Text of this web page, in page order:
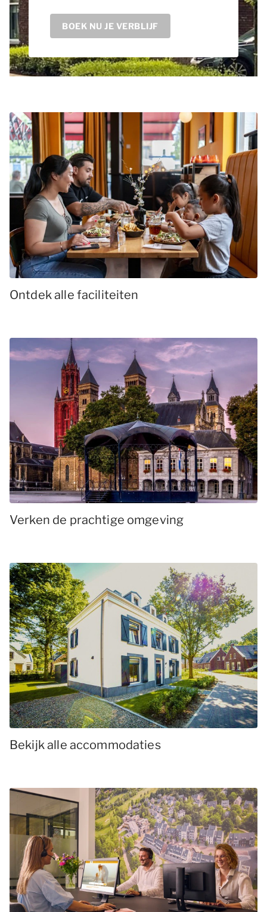
BOEK NU JE VERBLIJF
Ontdek alle faciliteiten
Verken de prachtige omgeving
Bekijk alle accommodaties